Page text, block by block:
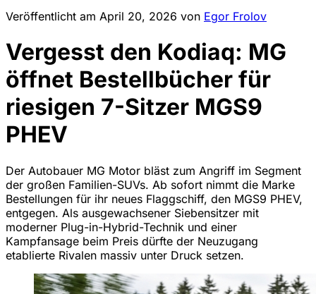
Veröffentlicht am April 20, 2026 von Egor Frolov
Vergesst den Kodiaq: MG
öffnet Bestellbücher für
riesigen 7-Sitzer MGS9
PHEV
Der Autobauer MG Motor bläst zum Angriff im Segment
der großen Familien-SUVs. Ab sofort nimmt die Marke
Bestellungen für ihr neues Flaggschiff, den MGS9 PHEV,
entgegen. Als ausgewachsener Siebensitzer mit
moderner Plug-in-Hybrid-Technik und einer
Kampfansage beim Preis dürfte der Neuzugang
etablierte Rivalen massiv unter Druck setzen.